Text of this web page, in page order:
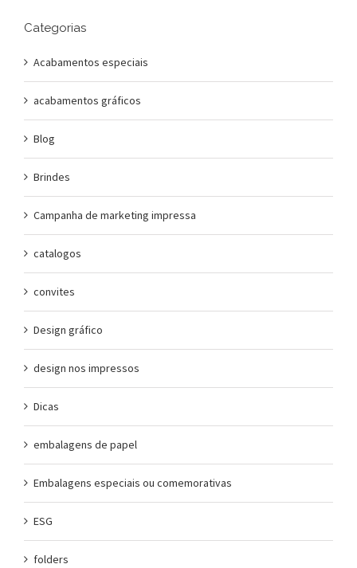
Categorias
Acabamentos especiais
acabamentos gráficos
Blog
Brindes
Campanha de marketing impressa
catalogos
convites
Design gráfico
design nos impressos
Dicas
embalagens de papel
Embalagens especiais ou comemorativas
ESG
folders